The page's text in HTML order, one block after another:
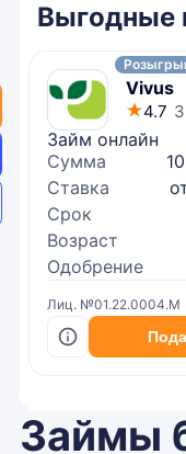
Выгодные
Vivus
4.7
Займ онлайн
Сумма
Ставка
Срок
Возраст
Одобрение
Лиц. №01.22.0004.M
Займы